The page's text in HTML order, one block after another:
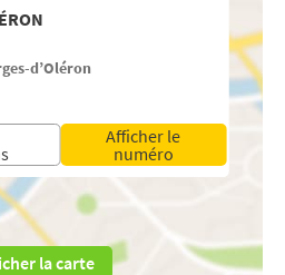
d’Oléron
Afficher le
numéro
la carte